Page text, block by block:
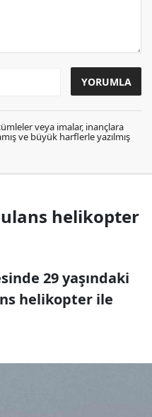
veya imalar, inançlara
ve büyük harflerle yazılmış
helikopter
29 yaşındaki
helikopter ile